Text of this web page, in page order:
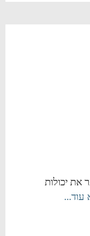
את יכולות
עוד...